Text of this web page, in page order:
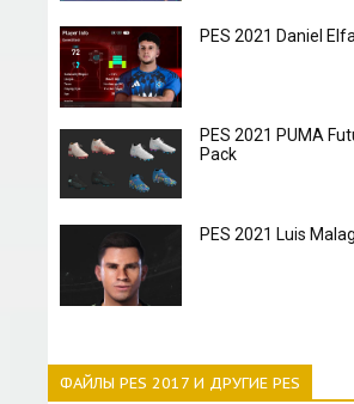
PES 2021 Daniel
PES 2021 PUMA
Pack
PES 2021 Luis
ФАЙЛЫ PES 2017 И ДРУГИЕ PES